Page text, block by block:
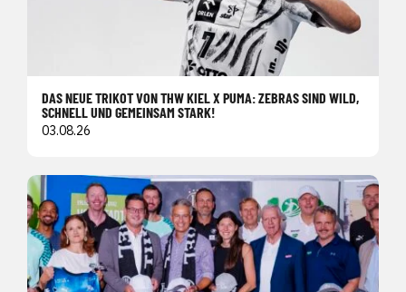
DAS NEUE TRIKOT VON THW KIEL X PUMA: ZEBRAS SIND WILD,
SCHNELL UND GEMEINSAM STARK!
03.08.26